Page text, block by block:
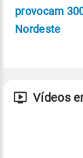
provocam
Nordeste
Vídeos